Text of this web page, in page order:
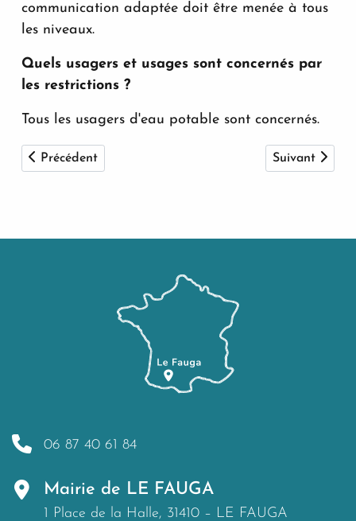
communication adaptée doit être menée à tous
les niveaux.
Quels usagers et usages sont concernés par
les restrictions ?
Tous les usagers d'eau potable sont concernés.
Article précédent : Vacances d'été
Précédent Article
Suivant
06 87 40 61 84
Mairie de LE FAUGA
1 Place de la Halle, 31410 – LE FAUGA